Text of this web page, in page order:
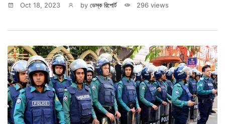
Oct 18, 2023 by ডেস্ক রিপোর্ট 296 views